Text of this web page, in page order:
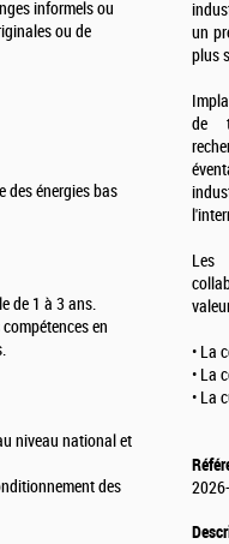
informels ou
ou de
des énergies bas
de 1 à 3 ans.
en
niveau national et
des
un
plus
de
• La
• La
• La